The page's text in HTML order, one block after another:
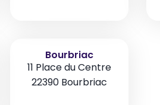
Bourbriac
11 Place du Centre
22390 Bourbriac